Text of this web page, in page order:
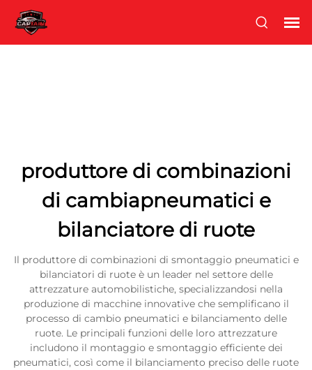
produttore di combinazioni
di cambiapneumatici e
bilanciatore di ruote
Il produttore di combinazioni di smontaggio pneumatici e
bilanciatori di ruote è un leader nel settore delle
attrezzature automobilistiche, specializzandosi nella
produzione di macchine innovative che semplificano il
processo di cambio pneumatici e bilanciamento delle
ruote. Le principali funzioni delle loro attrezzature
includono il montaggio e smontaggio efficiente dei
pneumatici, così come il bilanciamento preciso delle ruote